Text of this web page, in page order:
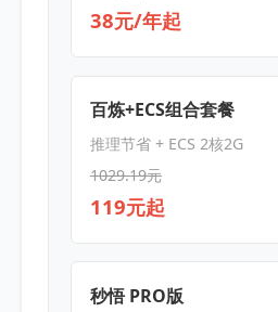
38元/年起
百炼+ECS组合套餐
推理节省 + ECS 2核2G
1029.19元
119元起
秒悟 PRO版